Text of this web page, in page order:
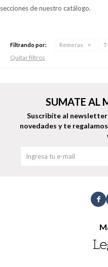
secciones de nuestro catálogo.
Filtrando por: Remeras
Quitar filtros

SUMATE AL
Suscribíte al
novedades y te
Camperas